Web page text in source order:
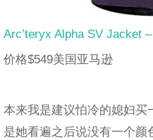
Arc’teryx Alpha SV Jacket –
价格$549美国亚马逊
本来我是建议怕冷的媳妇买
是她看遍之后说没有一个颜